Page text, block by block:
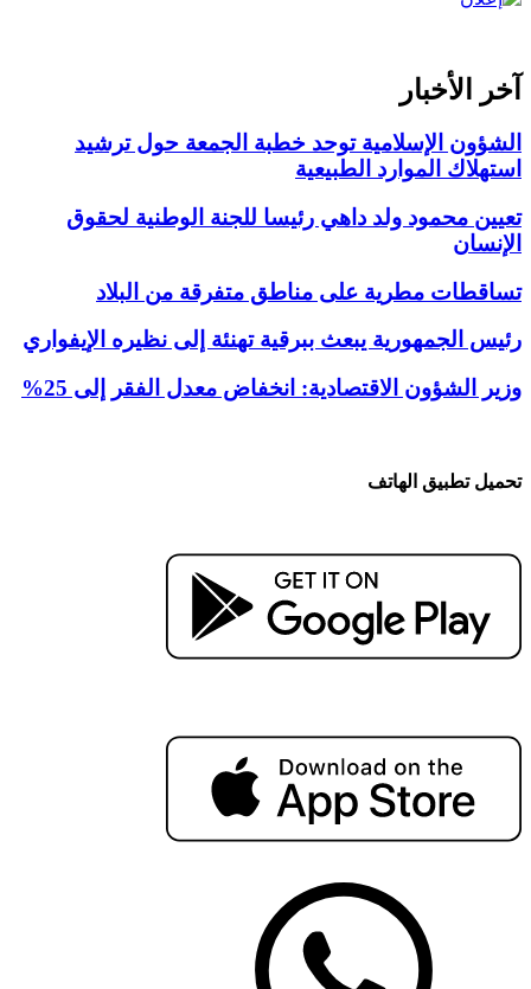
آخر الأخبار
الشؤون الإسلامية توحد خطبة الجمعة حول ترشيد
استهلاك الموارد الطبيعية
تعيين محمود ولد داهي رئيسا للجنة الوطنية لحقوق
الإنسان
تساقطات مطرية على مناطق متفرقة من البلاد
رئيس الجمهورية يبعث ببرقية تهنئة إلى نظيره الإيفواري
وزير الشؤون الاقتصادية: انخفاض معدل الفقر إلى 25%
تحميل تطبيق الهاتف